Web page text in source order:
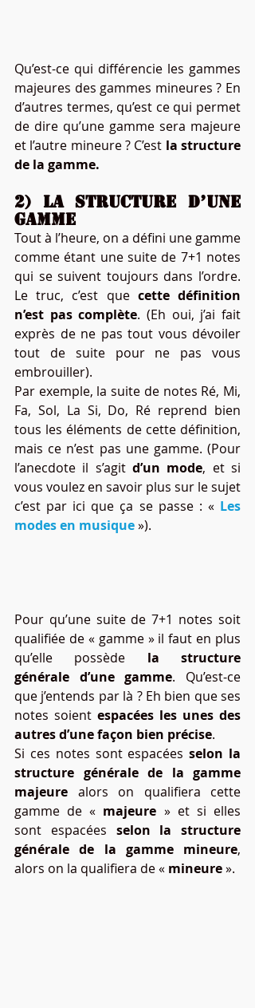
Qu’est-ce qui différencie les gammes
majeures des gammes mineures ? En
d’autres termes, qu’est ce qui permet
de dire qu’une gamme sera majeure
et l’autre mineure ? C’est la structure
de la gamme.
2) La structure d’une
gamme
Tout à l’heure, on a défini une gamme
comme étant une suite de 7+1 notes
qui se suivent toujours dans l’ordre.
Le truc, c’est que cette définition
n’est pas complète. (Eh oui, j’ai fait
exprès de ne pas tout vous dévoiler
tout de suite pour ne pas vous
embrouiller).
Par exemple, la suite de notes Ré, Mi,
Fa, Sol, La Si, Do, Ré reprend bien
tous les éléments de cette définition,
mais ce n’est pas une gamme. (Pour
l’anecdote il s’agit d’un mode, et si
vous voulez en savoir plus sur le sujet
c’est par ici que ça se passe : « Les
modes en musique»).
Pour qu’une suite de 7+1 notes soit
qualifiée de « gamme » il faut en plus
qu’elle possède la structure
générale d’une gamme. Qu’est-ce
que j’entends par là ? Eh bien que ses
notes soient espacées les unes des
autres d’une façon bien précise.
Si ces notes sont espacées selon la
structure générale de la gamme
majeure alors on qualifiera cette
gamme de « majeure » et si elles
sont espacées selon la structure
générale de la gamme mineure,
alors on la qualifiera de « mineure ».